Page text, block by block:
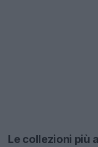
Le collezioni più